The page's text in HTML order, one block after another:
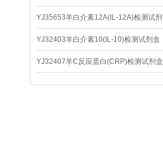
盒
YJ35653羊白介素12A(IL-12A)检测试剂
盒
YJ32403羊白介素10(IL-10)检测试剂盒
YJ32407羊C反应蛋白(CRP)检测试剂盒